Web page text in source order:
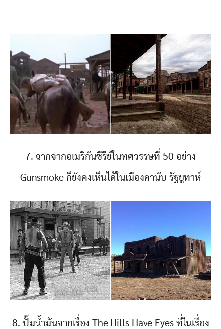
7. ฉากจากอเมริกันซีรีย์ในทศวรรษที่ 50 อย่าง
Gunsmoke ก็ยังคงเห็นได้ในเมืองคานับ รัฐยูทาห์
8. ปั๊มน้ำมันจากเรื่อง The Hills Have Eyes ที่ในเรื่อง